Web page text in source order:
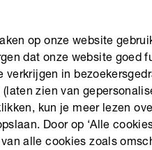
06 11010366
op onze website
dat onze website goed
verkrijgen in
zien van
kun je meer lezen
Door op ‘Alle
alle cookies zoals